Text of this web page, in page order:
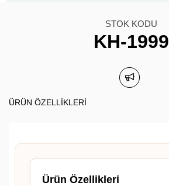
STOK KODU
KH-1999
ÜRÜN ÖZELLIKLERI
Ürün Özellikleri